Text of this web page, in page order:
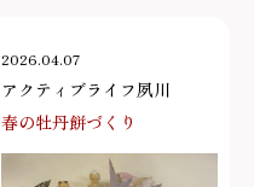
2026.04.07
アクティブライフ夙川
春の牡丹餅づくり